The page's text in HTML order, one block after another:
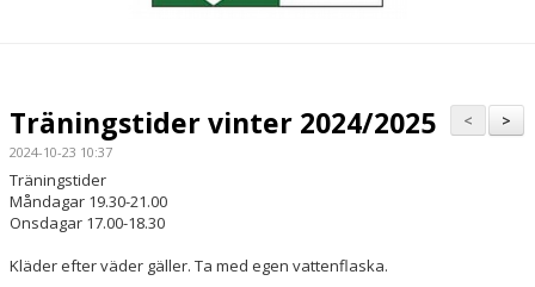
BILDGALLERI
DOKUMENT
>
<
Träningstider vinter 2024/2025
2024-10-23 10:37
Träningstider
Måndagar 19.30-21.00
Onsdagar 17.00-18.30
Kläder efter väder gäller. Ta med egen vattenflaska.